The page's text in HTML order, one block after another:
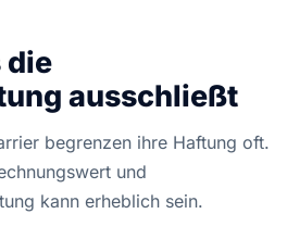
die
ausschließt
begrenzen ihre Haftung oft.
und
kann erheblich sein.